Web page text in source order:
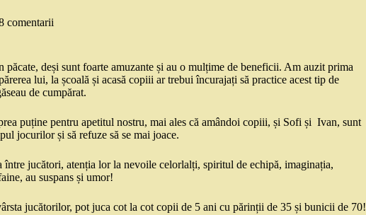
comentarii
deși sunt foarte amuzante și au o mulțime de beneficii. Am auzit prima
lui, la școală și acasă copiii ar trebui încurajați să practice acest tip de
de cumpărat.
puține pentru apetitul nostru, mai ales că amândoi copiii, și Sofi și Ivan, sunt
jocurilor și să refuze să se mai joace.
jucători, atenția lor la nevoile celorlalți, spiritul de echipă, imaginația,
au suspans și umor!
jucătorilor, pot juca cot la cot copii de 5 ani cu părinții de 35 și bunicii de 70!